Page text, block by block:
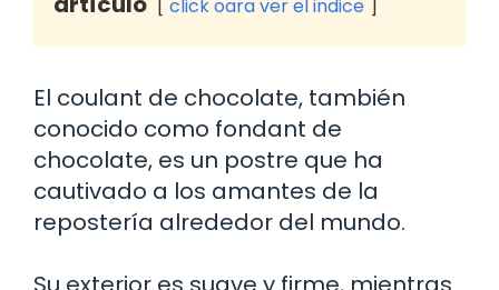
click oara ver el indice
El coulant de chocolate, también
conocido como fondant de
chocolate, es un postre que ha
cautivado a los amantes de la
repostería alrededor del mundo.